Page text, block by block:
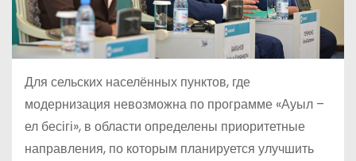
Для сельских населённых пунктов, где
модернизация невозможна по программе «Ауыл –
ел бесігі», в области определены приоритетные
направления, по которым планируется улучшить